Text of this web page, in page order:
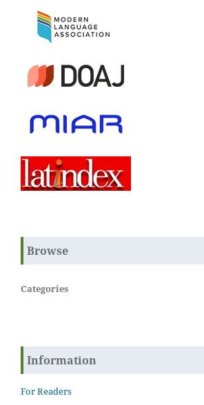
Browse
Categories
Information
For Readers